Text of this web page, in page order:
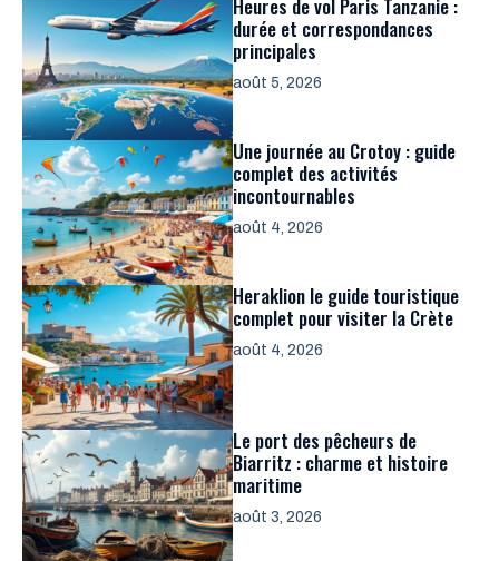
Heures de vol Paris Tanzanie :
durée et correspondances
principales
août 5, 2026
Une journée au Crotoy : guide
complet des activités
incontournables
août 4, 2026
Heraklion le guide touristique
complet pour visiter la Crète
août 4, 2026
Le port des pêcheurs de
Biarritz : charme et histoire
maritime
août 3, 2026